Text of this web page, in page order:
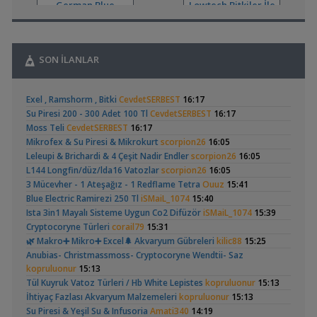
Yeni Üye Forumu
👋 Yeni Gelenler Buradan Merhaba Desinwolk23,12:03
10:09
Yeni Üye Forumu
Işık CO2 ve Ekipmanlar
Dıy - Akvaryum Aydınlatması Hakkında BilgiMinics
Yeni Üye Forumu
130 Lt 50+ Lepistes İçin8.500 Tl Bütçeli Dışfiltre
00:15
Yeni Üye Forumu
Catappa Yetişiyorum Rafayel,22:46
Bitki Türleri ve Bakımı
Akvaredden Gelen Bitkiler Sufisu,21:48
Bitki Türleri ve Bakımı
30x20x20akvaristsaglam, 20:15
Akvaryum Tanıtımı
Japon Balığım Yüzeyde Hava Almaya Çalışıyor
18:01
Yeni Üye Forumu
Karides Akvaryumu: Karideslerim Ölüyorugurbaran
German Blue
Ramirezi
Head Üreme Süreci
Vlog
Apistogramma
Hongsloi Çiftim Ve
Yavruları
Betta Antuta
Lowtech Bitkiler İle
Hobiye Dönüş
Vatoz Akvaryumu
(200 Litre)
30x20x20 Ramshorn
Akvaryumu
Akvaryum Kurulumu(4)
SON İLANLAR
Exel , Ramshorm , Bitki CevdetSERBEST 16:17
Su Piresi 200 - 300 Adet 100 Tl CevdetSERBEST 16:17
Moss Teli CevdetSERBEST 16:17
Mikrofex & Su Piresi & Mikrokurt scorpion26 16:05
Leleupi & Brichardi & 4 Çeşit Nadir Endlerscorpion26 16:05
L144 Longfin/düz/lda16 Vatozlarscorpion26 16:05
3 Mücevher - 1 Ateşağız - 1 Redflame Tetra Ouuz 15:41
Blue Electric Ramirezi 250 Tl iSMaiL_1074 15:40
Ista 3in1 Mayalı Sisteme Uygun Co2 DifüzöriSMaiL_1074 15:39
Cryptocoryne Türleri corail79 15:31
🌿 Makro➕️ Mikro➕ Excel🌲 Akvaryum Gübreleri kilic88 15:25
Anubias- Christmassmoss- Cryptocoryne Wendtii- Saz
kopruluonur 15:13
Tül Kuyruk Vatoz Türleri / Hb White Lepistes kopruluonur 15:13
İhtiyaç Fazlası Akvaryum Malzemeleri kopruluonur 15:13
Su Piresi & Yeşil Su & Infusoria Amati340 14:19